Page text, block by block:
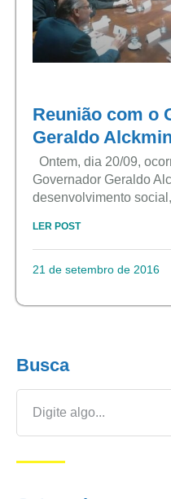
Reunião com o
Geraldo Alckmin
Ontem, dia 20/09,
Governador Geraldo
desenvolvimento
LER POST
21 de setembro de 2016
Busca